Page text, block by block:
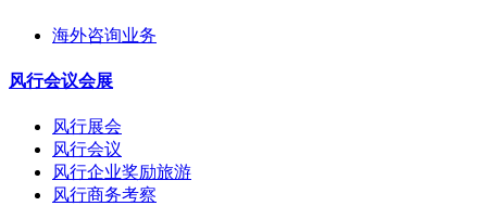
海外咨询业务
风行会议会展
风行展会
风行会议
风行企业奖励旅游
风行商务考察